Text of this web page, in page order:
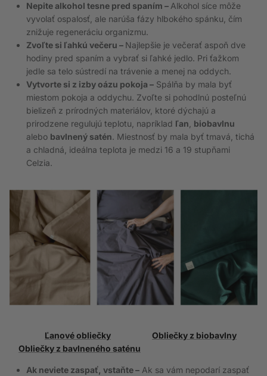
Nepite alkohol tesne pred spaním – Alkohol síce môže
vyvolať ospalosť, ale narúša fázy hlbokého spánku, čím
znižuje regeneráciu organizmu.
Zvoľte si ľahkú večeru – Najlepšie je večerať aspoň dve
hodiny pred spaním a vybrať si ľahké jedlo. Pri ťažkom
jedle sa telo sústredí na trávenie a menej na oddych.
Vytvorte si z izby oázu pokoja – Spálňa by mala byť
miestom pokoja a oddychu. Zvoľte si pohodlnú posteľnú
bielizeň z prírodných materiálov, ktoré dýchajú a
prirodzene regulujú teplotu, napríklad ľan biobavlnu
alebo bavlnený satén. Miestnosť by mala byť tmavá, tichá
a chladná, ideálna teplota je medzi 16 a 19 stupňami
Celzia.
Ľanové obliečky
Obliečky z biobavlny
Obliečky z bavlneného saténu
Ak neviete zaspať, vstaňte – Ak sa vám nepodarí zaspať